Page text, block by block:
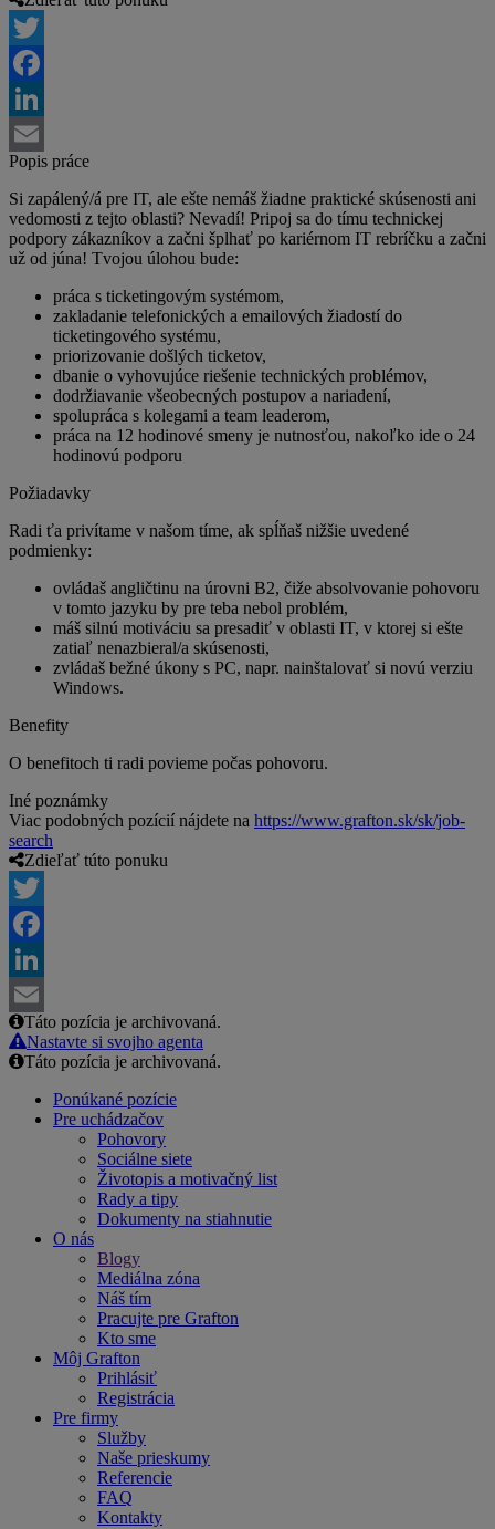
Twitter
Facebook
LinkedIn
Email
Popis práce
Si zapálený/á pre IT, ale ešte nemáš žiadne praktické skúsenosti ani
vedomosti z tejto oblasti? Nevadí! Pripoj sa do tímu technickej
podpory zákazníkov a začni šplhať po kariérnom IT rebríčku a začni
už od júna! Tvojou úlohou bude:
práca s ticketingovým systémom,
zakladanie telefonických a emailových žiadostí do
ticketingového systému,
priorizovanie došlých ticketov,
dbanie o vyhovujúce riešenie technických problémov,
dodržiavanie všeobecných postupov a nariadení,
spolupráca s kolegami a team leaderom,
práca na 12 hodinové smeny je nutnosťou, nakoľko ide o 24
hodinovú podporu
Požiadavky
Radi ťa privítame v našom tíme, ak spĺňaš nižšie uvedené
podmienky:
ovládaš angličtinu na úrovni B2, čiže absolvovanie pohovoru
v tomto jazyku by pre teba nebol problém,
máš silnú motiváciu sa presadiť v oblasti IT, v ktorej si ešte
zatiaľ nenazbieral/a skúsenosti,
zvládaš bežné úkony s PC, napr. nainštalovať si novú verziu
Windows.
Benefity
O benefitoch ti radi povieme počas pohovoru.
Iné poznámky
Viac podobných pozícií nájdete na https://www.grafton.sk/sk/job-
search
Zdieľať túto ponuku
Twitter
Facebook
LinkedIn
Email
Táto pozícia je archivovaná.
Nastavte si svojho agenta
Táto pozícia je archivovaná.
Ponúkané pozície
Pre uchádzačov
Pohovory
Sociálne siete
Životopis a motivačný list
Rady a tipy
Dokumenty na stiahnutie
O nás
Blogy
Mediálna zóna
Náš tím
Pracujte pre Grafton
Kto sme
Môj Grafton
Prihlásiť
Registrácia
Pre firmy
Služby
Naše prieskumy
Referencie
FAQ
Kontakty